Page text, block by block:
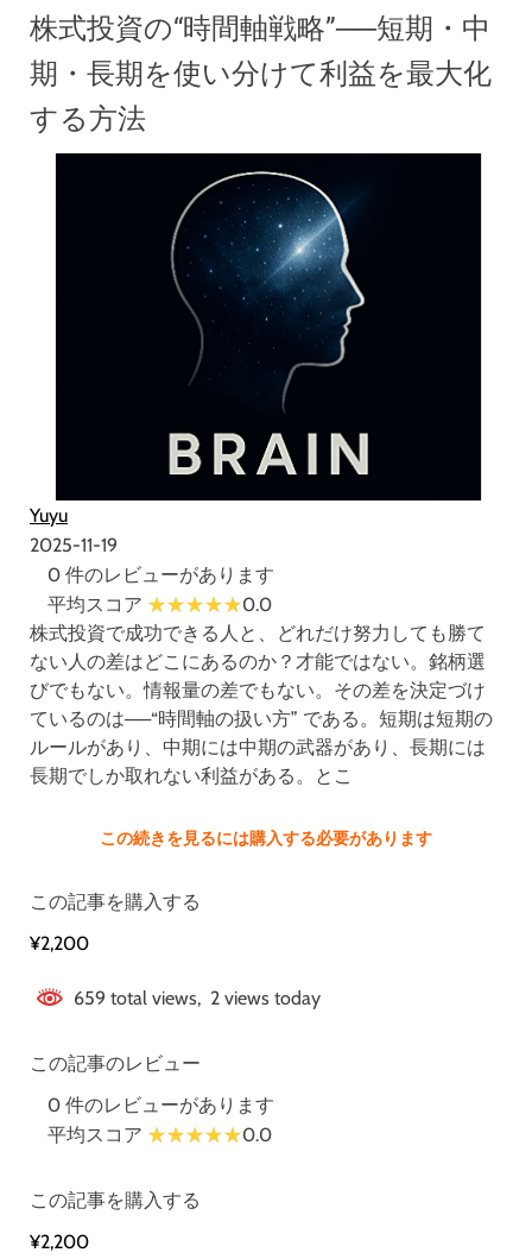
株式投資の“時間軸戦略”──短期・中
期・長期を使い分けて利益を最大化
する方法
Yuyu
2025-11-19
0 件のレビューがあります
平均スコア
0.0
株式投資で成功できる人と、どれだけ努力しても勝て
ない人の差はどこにあるのか？才能ではない。銘柄選
びでもない。情報量の差でもない。その差を決定づけ
ているのは──“時間軸の扱い方” である。短期は短期の
ルールがあり、中期には中期の武器があり、長期には
長期でしか取れない利益がある。とこ
この続きを見るには購入する必要があります
この記事を購入する
¥2,200
659 total views, 2 views today
この記事のレビュー
0 件のレビューがあります
平均スコア
0.0
この記事を購入する
¥2,200